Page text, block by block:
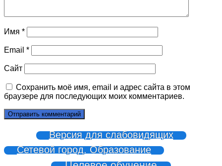
Имя *
Email *
Сайт
Сохранить моё имя, email и адрес сайта в этом
браузере для последующих моих комментариев.
Версия для слабовидящих
Сетевой город. Образование